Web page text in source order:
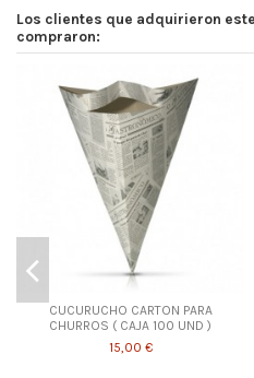
Los clientes que adquirieron
compraron:
CUCURUCHO CARTON PARA
CHURROS ( CAJA 100 UND )
15,00 €